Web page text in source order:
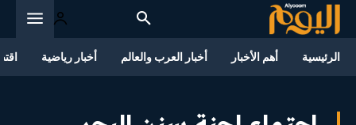
الرئيسية أهم الأخبار أخبار العرب والعالم أخبار رياضية